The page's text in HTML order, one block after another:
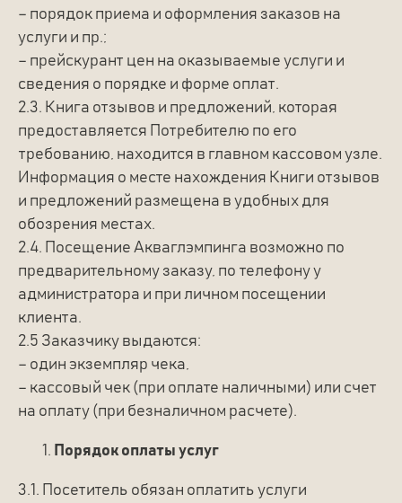
– порядок приема и оформления заказов на
услуги и пр.;
– прейскурант цен на оказываемые услуги и
сведения о порядке и форме оплат.
2.3. Книга отзывов и предложений, которая
предоставляется Потребителю по его
требованию, находится в главном кассовом узле.
Информация о месте нахождения Книги отзывов
и предложений размещена в удобных для
обозрения местах.
2.4. Посещение Акваглэмпинга возможно по
предварительному заказу, по телефону у
администратора и при личном посещении
клиента.
2.5 Заказчику выдаются:
– один экземпляр чека,
– кассовый чек (при оплате наличными) или счет
на оплату (при безналичном расчете).
Порядок оплаты услуг
3.1. Посетитель обязан оплатить услуги